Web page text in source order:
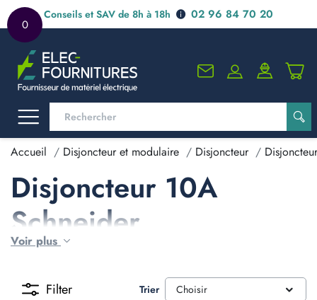
0
Conseils et SAV de 8h à 18h 02 96 84 70 20
Accueil Disjoncteur et modulaire Disjoncteur
Disjoncteur 10A
Schneider
Voir plus
Filter Trier Choisir